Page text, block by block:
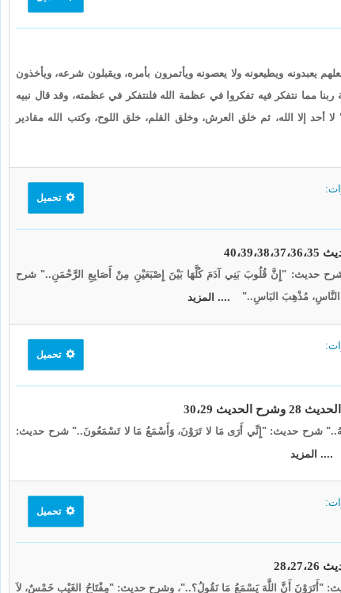
يعبدونه ويطيعونه ولا يعصونه ويأتمرون بأمره، ويقبلون شرعه، ويأخذون
مما نتفكر فيه تفكروا في عظمة الله فلنتفكر في عظمته، وقد قال نبيه
إلا الله، ثم خلق العرش، وخلق القلم، خلق اللوح، وكتب الله مقادير
تحميل
حديث: "إِنَّ قُلُوبَ بَنِي آدَمَ كُلَّهَا بَيْنَ إِصْبَعَيْنِ مِنْ أَصَابِعِ الرَّحْمَنِ.." شرح
مُذْهِبَ البَاسِ.."
.... المزيد
تحميل
شرح حديث: "إِنِّي أَرَى مَا لا تَرَوْنَ، وَأَسْمَعُ مَا لا تَسْمَعُونَ.." شرح حديث:
.... المزيد
تحميل
أَنَّ اللَّهَ يَسْمَعُ مَا نَقُولُ؟.."، وشرح حديث: "مِفْتَاحُ الغَيْبِ خَمْسٌ، لاَ